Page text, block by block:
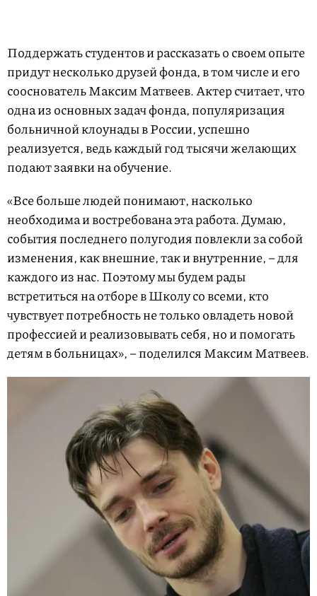
Поддержать студентов и рассказать о своем опыте
придут несколько друзей фонда, в том числе и его
сооснователь Максим Матвеев. Актер считает, что
одна из основных задач фонда, популяризация
больничной клоунады в России, успешно
реализуется, ведь каждый год тысячи желающих
подают заявки на обучение.
«Все больше людей понимают, насколько
необходима и востребована эта работа. Думаю,
события последнего полугодия повлекли за собой
изменения, как внешние, так и внутренние, – для
каждого из нас. Поэтому мы будем рады
встретиться на отборе в Школу со всеми, кто
чувствует потребность не только овладеть новой
профессией и реализовывать себя, но и помогать
детям в больницах», – поделился Максим Матвеев.